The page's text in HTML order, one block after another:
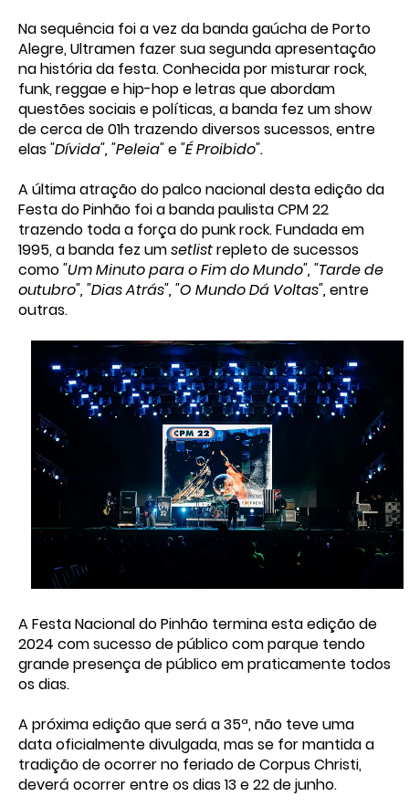
Na sequência foi a vez da banda gaúcha de Porto
Alegre, Ultramen fazer sua segunda apresentação
na história da festa. Conhecida por misturar rock,
funk, reggae e hip-hop e letras que abordam
questões sociais e políticas, a banda fez um show
de cerca de 01h trazendo diversos sucessos, entre
elas"Dívida", "Peleia"e"É Proibido".
A última atração do palco nacional desta edição da
Festa do Pinhão foi a banda paulista CPM 22
trazendo toda a força do punk rock. Fundada em
1995, a banda fez umsetlistrepleto de sucessos
como"Um Minuto para o Fim do Mundo", "Tarde de
outubro", "Dias Atrás", "O Mundo Dá Voltas", entre
outras.
A Festa Nacional do Pinhão termina esta edição de
2024 com sucesso de público com parque tendo
grande presença de público em praticamente todos
os dias.
A próxima edição que será a 35ª, não teve uma
data oficialmente divulgada, mas se for mantida a
tradição de ocorrer no feriado de Corpus Christi,
deverá ocorrer entre os dias 13 e 22 de junho.